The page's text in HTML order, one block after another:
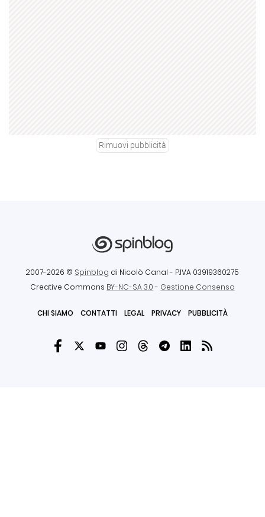
Rimuovi pubblicità
2007-2026 © Spinblog di Nicolò Canal - P.IVA 03919360275
Creative Commons BY-NC-SA 3.0- Gestione Consenso
CHI SIAMO CONTATTI LEGAL PRIVACY PUBBLICITÀ